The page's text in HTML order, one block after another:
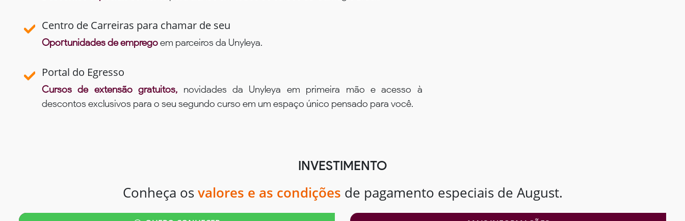
Centro de Carreiras para chamar de seu
Oportunidades de empregoem parceiros da Unyleya.
Portal do Egresso
Cursos de extensão gratuitos, novidades da Unyleya em primeira mão e acesso à
descontos exclusivos para o seu segundo curso em um espaço único pensado para você.
INVESTIMENTO
Conheça os valores e as condições de pagamento especiais de August.